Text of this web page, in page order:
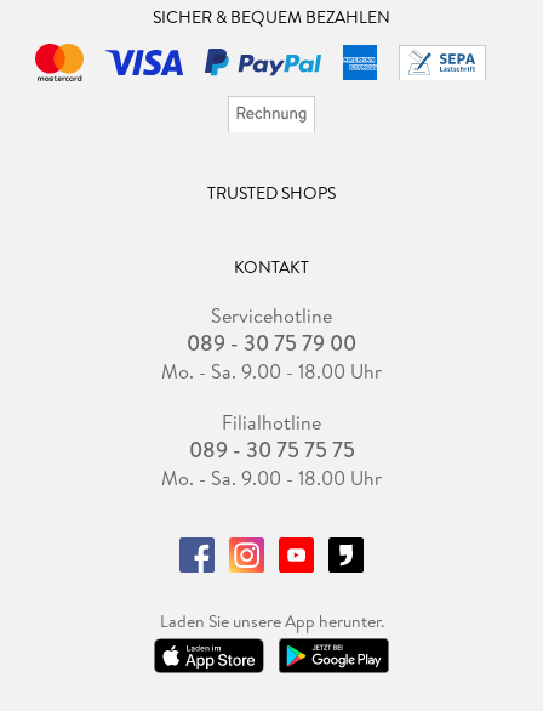
SICHER & BEQUEM BEZAHLEN
TRUSTED SHOPS
KONTAKT
Servicehotline
089 - 30 75 79 00
Mo. - Sa. 9.00 - 18.00 Uhr
Filialhotline
089 - 30 75 75 75
Mo. - Sa. 9.00 - 18.00 Uhr
Laden Sie unsere App herunter.